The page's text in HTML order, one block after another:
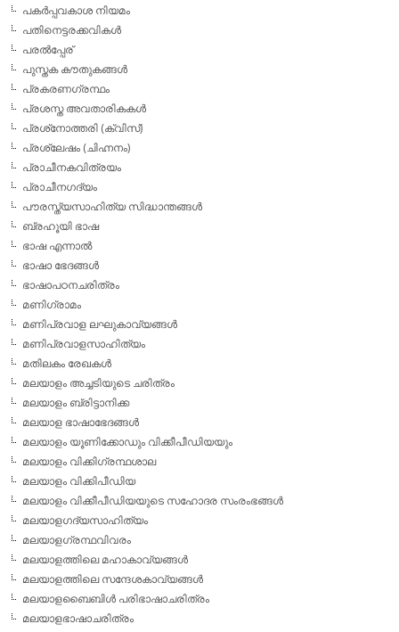
പകര്‍പ്പവകാശ നിയമം
പതിനെട്ടരക്കവികള്‍
പരല്‍പ്പേര്
പുസ്തക കൗതുകങ്ങള്‍
പ്രകരണഗ്രന്ഥം
പ്രശസ്ത അവതാരികകള്‍
പ്രശ്‌നോത്തരി (ക്വിസ്)
പ്രശ്ലേഷം (ചിഹ്നനം)
പ്രാചീനകവിത്രയം
പ്രാചീനഗദ്യം
പൗരസ്ത്യസാഹിത്യ സിദ്ധാന്തങ്ങള്‍
ബ്രഹൂയി ഭാഷ
ഭാഷ എന്നാല്‍
ഭാഷാ ഭേദങ്ങള്‍
ഭാഷാപഠനചരിത്രം
മണിഗ്രാമം
മണിപ്രവാള ലഘുകാവ്യങ്ങള്‍
മണിപ്രവാളസാഹിത്യം
മതിലകം രേഖകള്‍
മലയാളം അച്ചടിയുടെ ചരിത്രം
മലയാളം ബ്രിട്ടാനിക്ക
മലയാള ഭാഷാഭേദങ്ങള്‍
മലയാളം യൂണിക്കോഡും വിക്കീപീഡിയയും
മലയാളം വിക്കിഗ്രന്ഥശാല
മലയാളം വിക്കിപീഡിയ
മലയാളം വിക്കീപീഡിയയുടെ സഹോദര സംരംഭങ്ങള്‍
മലയാളഗദ്യസാഹിത്യം
മലയാളഗ്രന്ഥവിവരം
മലയാളത്തിലെ മഹാകാവ്യങ്ങള്‍
മലയാളത്തിലെ സന്ദേശകാവ്യങ്ങള്‍
മലയാളബൈബിള്‍ പരിഭാഷാചരിത്രം
മലയാളഭാഷാചരിത്രം